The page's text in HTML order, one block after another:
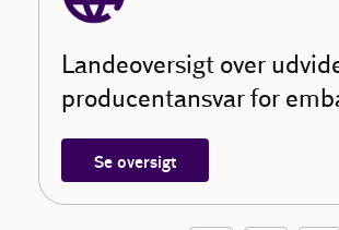
Landeoversigt over
producentansvar for
Se oversigt